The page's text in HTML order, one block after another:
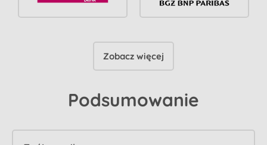
Zobacz więcej
Podsumowanie